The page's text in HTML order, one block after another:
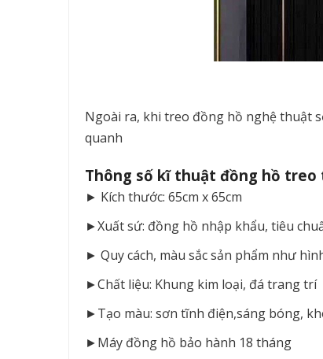
Ngoài ra, khi treo đồng hồ nghệ thuật
quanh
Thông số kĩ thuật đồng hồ
► Kích thước: 65cm x 65cm
►Xuất sứ: đồng hồ nhập khẩu, tiêu
► Quy cách, màu sắc sản phẩm như
►Chất liệu: Khung kim loại, đá trang trí
►Tạo màu: sơn tĩnh điện,sáng bóng,
►Máy đồng hồ bảo hành 18 tháng